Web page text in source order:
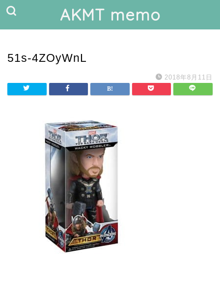
AKMT memo
51s-4ZOyWnL
2018年8月11日